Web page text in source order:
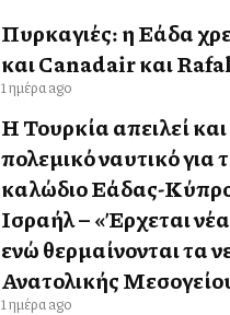
Πυρκαγιές: η Ελλάδα
και Canadair και
1 ημέρα ago
Η Τουρκία απειλεί και
πολεμικό ναυτικό για
καλώδιο Ελλάδας-
Ισραήλ – «Έρχεται
ενώ θερμαίνονται τα
Ανατολικής
1 ημέρα ago